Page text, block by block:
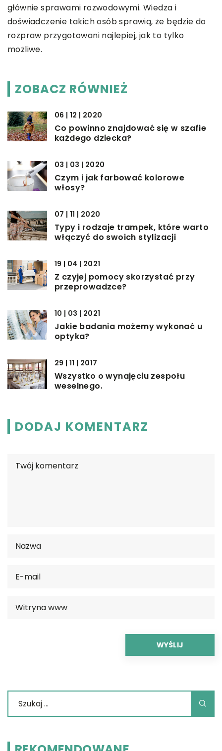
głównie sprawami rozwodowymi. Wiedza i
doświadczenie takich osób sprawią, że będzie do
rozpraw przygotowani najlepiej, jak to tylko
możliwe.
ZOBACZ RÓWNIEŻ
06 | 12 | 2020
Co powinno znajdować się w szafie
każdego dziecka?
03 | 03 | 2020
Czym i jak farbować kolorowe
włosy?
07 | 11 | 2020
Typy i rodzaje trampek, które warto
włączyć do swoich stylizacji
19 | 04 | 2021
Z czyjej pomocy skorzystać przy
przeprowadzce?
10 | 03 | 2021
Jakie badania możemy wykonać u
optyka?
29 | 11 | 2017
Wszystko o wynajęciu zespołu
weselnego.
DODAJ KOMENTARZ